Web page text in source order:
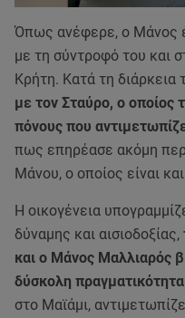
Όπως ανέφερε, ο Μάνος
με τη σύντροφό του και
Κρήτη. Κατά τη διάρκεια
με τον Σταύρο, ο οποίος
πόνους που
πως επηρέασε ακόμη
Μάνου, ο οποίος είναι
Η οικογένεια
δύναμης και αισιοδοξίας,
και ο Μάνος Μαλλιαρός
δύσκολη
στο Μαϊάμι,